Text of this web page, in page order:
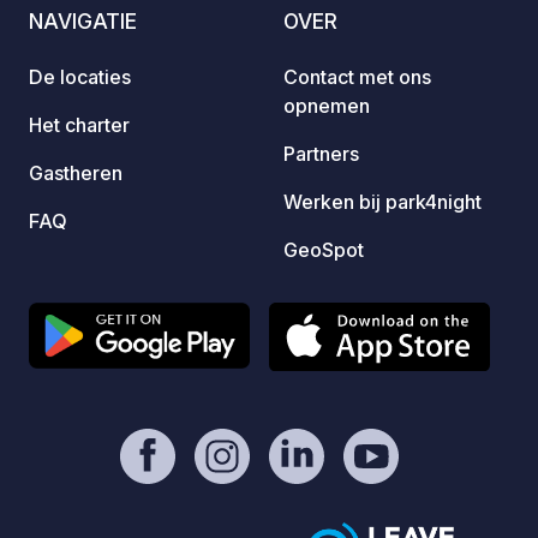
fiets voor
11:00 ⸻ VERBLIJFSDUUR Maximaal
NAVIGATIE
De locaties
Het charter
Gastheren
FAQ
OVER
Contact met ons
opnemen
Partners
Werken bij park4night
GeoSpot